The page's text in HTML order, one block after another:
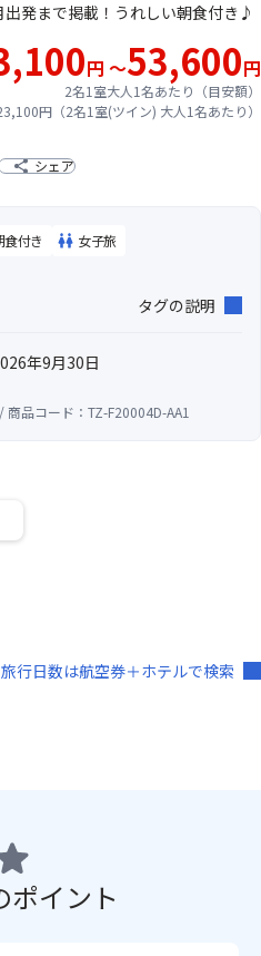
発まで掲載！うれしい朝食付き♪
円 ～53,600円
2名1室大人1名あたり（目安額）
円（2名1室(ツイン) 大人1名あたり）
シェア
食付き
女子旅
タグの説明
年9月30日
品コード：TZ-F20004D-AA1
行日数は航空券＋ホテルで検索
ポイント